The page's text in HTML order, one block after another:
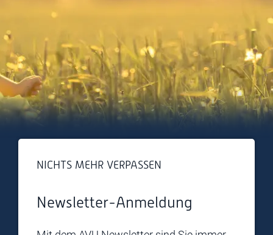
NICHTS MEHR VERPASSEN
Newsletter-Anmeldung